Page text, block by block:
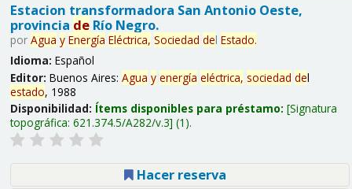
Estacion transformadora San Antonio Oeste,
provincia deRío Negro.
por Agua y Energía Eléctrica, Sociedad del Estado.
Idioma: Español
Editor: Buenos Aires: Agua y energía eléctrica, sociedad del
estado, 1988
Disponibilidad: Ítems disponibles para préstamo: Signatura
topográfica: 621.374.5/A282/v.3 (1).
Hacer reserva